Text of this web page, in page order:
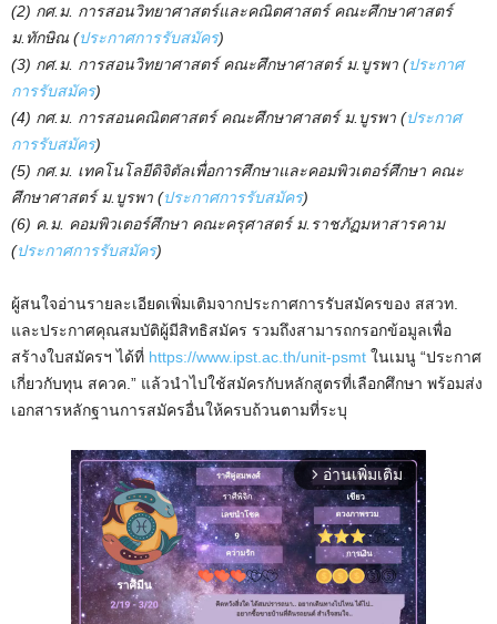
(2) กศ.ม. การสอนวิทยาศาสตร์และคณิตศาสตร์ คณะศึกษาศาสตร์
ม.ทักษิณ (ประกาศการรับสมัคร)
(3) กศ.ม. การสอนวิทยาศาสตร์ คณะศึกษาศาสตร์ ม.บูรพา (ประกาศ
การรับสมัคร)
(4) กศ.ม. การสอนคณิตศาสตร์ คณะศึกษาศาสตร์ ม.บูรพา (ประกาศ
การรับสมัคร)
(5) กศ.ม. เทคโนโลยีดิจิตัลเพื่อการศึกษาและคอมพิวเตอร์ศึกษา คณะ
ศึกษาศาสตร์ ม.บูรพา (ประกาศการรับสมัคร)
(6) ค.ม. คอมพิวเตอร์ศึกษา คณะครุศาสตร์ ม.ราชภัฏมหาสารคาม
(ประกาศการรับสมัคร)
ผู้สนใจอ่านรายละเอียดเพิ่มเติมจากประกาศการรับสมัครของ สสวท.
และประกาศคุณสมบัติผู้มีสิทธิสมัคร รวมถึงสามารถกรอกข้อมูลเพื่อ
สร้างใบสมัครฯ ได้ที่ https://www.ipst.ac.th/unit-psmt ในเมนู “ประกาศ
เกี่ยวกับทุน สควค.” แล้วนำไปใช้สมัครกับหลักสูตรที่เลือกศึกษา พร้อมส่ง
เอกสารหลักฐานการสมัครอื่นให้ครบถ้วนตามที่ระบุ
arrow_forward_ios อ่านเพิ่มเติม